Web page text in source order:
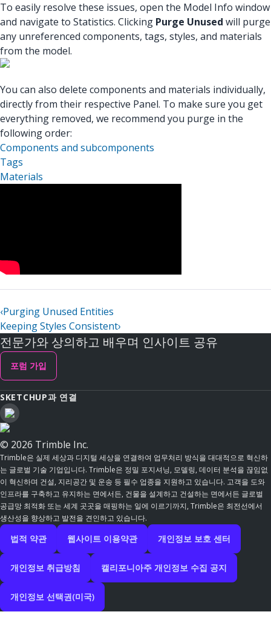
To easily resolve these issues, open the Model Info window
and navigate to Statistics. Clicking Purge Unused will purge
any unreferenced components, tags, styles, and materials
from the model.
You can also delete components and materials individually,
directly from their respective Panel. To make sure you get
everything removed, we recommend you purge in the
following order:
Components and subcomponents
Tags
Materials
‹Purging Unused Entities
Keeping Styles Consistent›
전문가와 상의하고 배우며 인사이트 공유
포럼 가입
SKETCHUP과 연결
© 2026 Trimble Inc.
Trimble은 실제 세상과 디지털 세상을 연결하여 업무처리 방식을 대대적으로 혁신하
는 글로벌 기술 기업입니다. Trimble은 정밀 포지셔닝, 모델링, 데이터 분석을 끊임없
이 혁신하며 건설, 지리공간 및 운송 등 필수 업종을 지원하고 있습니다. 고객을 도와
인프라를 구축하고 유지하는 면에서든, 건물을 설계하고 건설하는 면에서든 글로벌
공급망 최적화 또는 세계 곳곳을 매핑하는 일에 이르기까지, Trimble은 최전선에서
생산성을 향상하고 발전을 견인하고 있습니다.
법적 약관 웹사이트 이용약관 개인정보 보호 센터
개인정보 취급방침 캘리포니아주 개인정보 수집 공지
개인정보 선택권(미국)